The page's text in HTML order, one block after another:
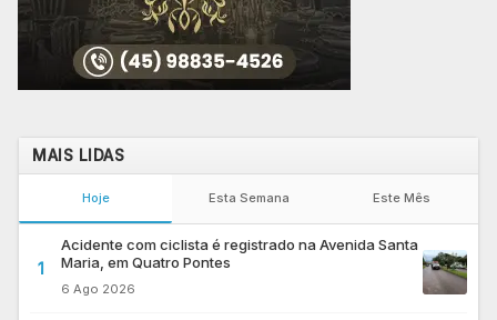
MAIS LIDAS
Hoje Esta Semana Este Mês
1
Acidente com ciclista é registrado na Avenida Santa
Maria, em Quatro Pontes
6 Ago 2026